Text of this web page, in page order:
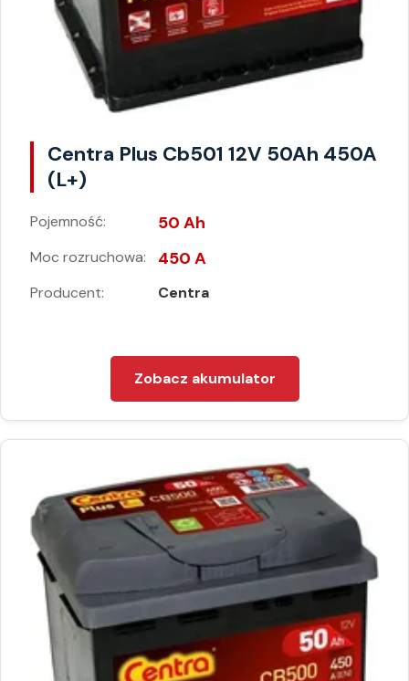
Centra Plus Cb501 12V 50Ah 450A
(L+)
Pojemność: 50 Ah
Moc rozruchowa: 450 A
Producent: Centra
Zobacz akumulator